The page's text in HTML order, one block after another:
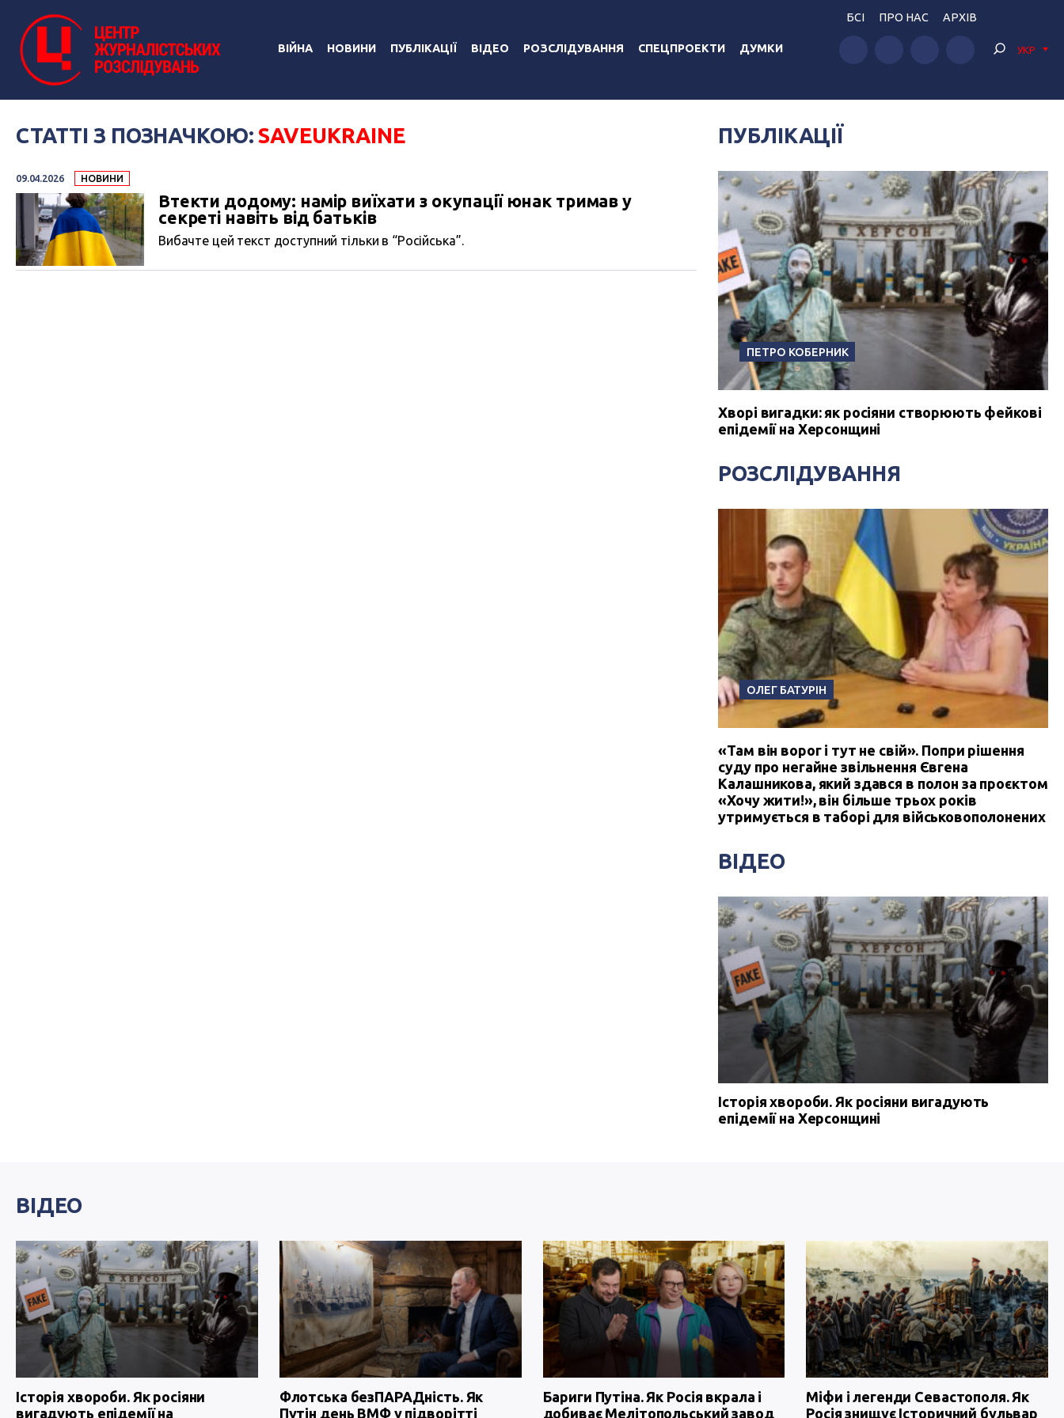
ВІЙНА НОВИНИ ПУБЛІКАЦІЇ ВІДЕО РОЗСЛІДУВАННЯ СПЕЦПРОЕКТИ ДУМКИ
БСІ ПРО НАС АРХІВ
УКР
СТАТТІ З ПОЗНАЧКОЮ: SAVEUKRAINE
09.04.2026 НОВИНИ
Втекти додому: намір виїхати з окупації юнак тримав у
секреті навіть від батьків
Вибачте цей текст доступний тільки в “Російська”.
ПУБЛІКАЦІЇ
ПЕТРО КОБЕРНИК
Хворі вигадки: як росіяни створюють фейкові
епідемії на Херсонщині
РОЗСЛІДУВАННЯ
ОЛЕГ БАТУРІН
«Там він ворог і тут не свій». Попри рішення
суду про негайне звільнення Євгена
Калашникова, який здався в полон за проєктом
«Хочу жити!», він більше трьох років
утримується в таборі для військовополонених
ВІДЕО
Історія хвороби. Як росіяни вигадують
епідемії на Херсонщині
ВІДЕО
Історія хвороби. Як росіяни
вигадують епідемії на
Флотська безПАРАДність. Як
Путін день ВМФ у підворітті
Бариги Путіна. Як Росія вкрала і
добиває Мелітопольський завод
Міфи і легенди Севастополя. Як
Росія знищує Історичний бульвар